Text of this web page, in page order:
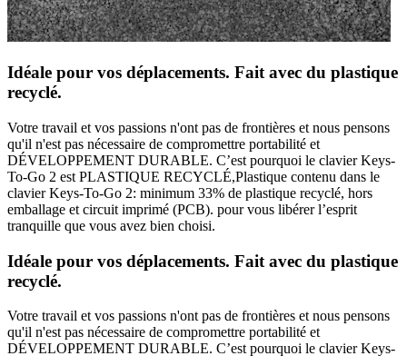
Idéale pour vos déplacements. Fait avec du plastique
recyclé.
Votre travail et vos passions n'ont pas de frontières et nous pensons
qu'il n'est pas nécessaire de compromettre portabilité et
DÉVELOPPEMENT DURABLE. C’est pourquoi le clavier Keys-
To-Go 2 est PLASTIQUE RECYCLÉ,Plastique contenu dans le
clavier Keys-To-Go 2: minimum 33% de plastique recyclé, hors
emballage et circuit imprimé (PCB). pour vous libérer l’esprit
tranquille que vous avez bien choisi.
Idéale pour vos déplacements. Fait avec du plastique
recyclé.
Votre travail et vos passions n'ont pas de frontières et nous pensons
qu'il n'est pas nécessaire de compromettre portabilité et
DÉVELOPPEMENT DURABLE. C’est pourquoi le clavier Keys-